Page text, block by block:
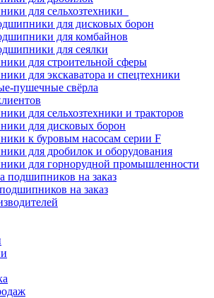
для сельхозтехники
для дисковых борон
для комбайнов
для сеялки
для строительной сферы
для экскаватора и спецтехники
пушечные свёрла
для сельхозтехники и тракторов
для дисковых борон
к буровым насосам серии F
для дробилок и оборудования
для горнорудной промышленности
подшипников на заказ
на заказ